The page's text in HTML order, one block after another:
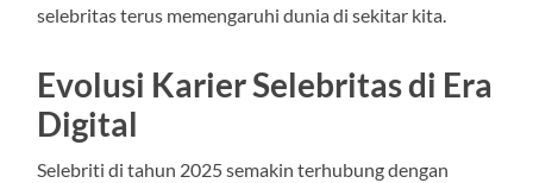
selebritas terus memengaruhi dunia di sekitar kita.
Evolusi Karier Selebritas di Era
Digital
Selebriti di tahun 2025 semakin terhubung dengan